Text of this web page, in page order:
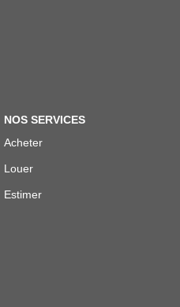
NOS SERVICES
Acheter
Louer
Estimer